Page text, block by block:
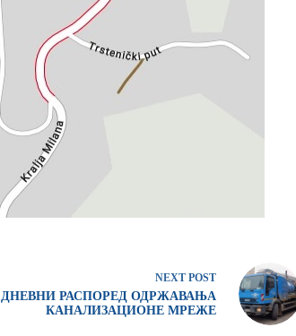
NEXT POST
ДНЕВНИ РАСПОРЕД ОДРЖАВАЊА
КАНАЛИЗАЦИОНЕ МРЕЖЕ